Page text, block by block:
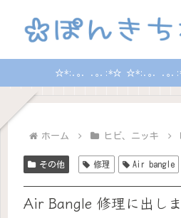
☆*:.｡. .｡.:*☆ ☆*:.｡. .｡
ホーム ヒビ、ニッキ
その他 修理 Air bangle
Air Bangle 修理に出し